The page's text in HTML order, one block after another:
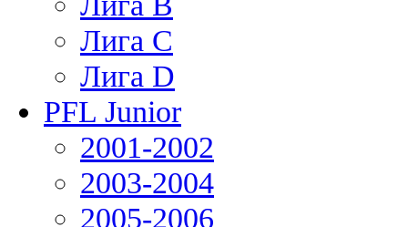
Лига С
Лига D
PFL Junior
2001-2002
2003-2004
2005-2006